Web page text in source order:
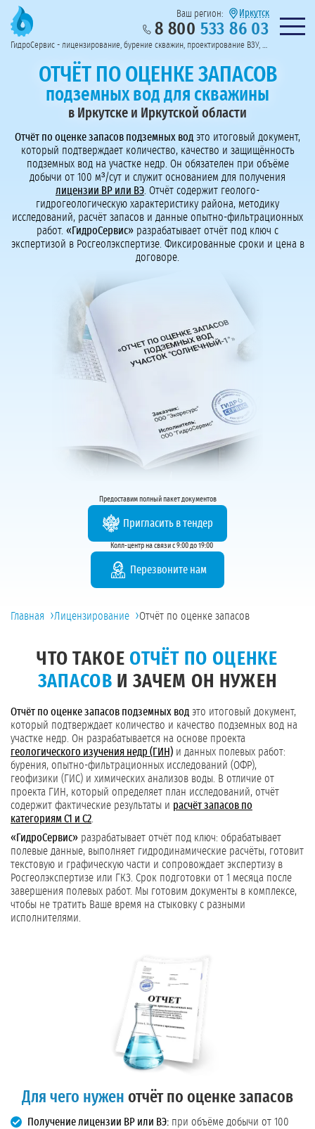
Предоставим полный пакет документов
Пригласить в тендер
Колл-центр на связи с 9:00 до 19:00
Перезвоните мне!
Ваш регион: Иркутск
8 800 533 86 03 Нужна
ГидроСервис - лицензирование, бурение скважин, проектирование ВЗУ, системы водоподготовки
ОТЧЁТ ПО ОЦЕНКЕ ЗАПАСОВ
подземных вод для скважины
в Иркутске и Иркутской области
Отчёт по оценке запасов подземных вод это итоговый документ,
который подтверждает количество, качество и защищённость
подземных вод на участке недр. Он обязателен при объёме
добычи от 100 м³/сут и служит основанием для получения
лицензии ВР или ВЭ . Отчёт содержит геолого-
гидрогеологическую характеристику района, методику
исследований, расчёт запасов и данные опытно-фильтрационных
работ. «ГидроСервис» разрабатывает отчёт под ключ с
экспертизой в Росгеолэкспертизе. Фиксированные сроки и цена в
договоре.
Предоставим полный пакет документов
Пригласить в тендер
Колл-центр на связи с 9:00 до 19:00
Перезвоните нам
Главная ›Лицензирование ›Отчёт по оценке запасов
ЧТО ТАКОЕ ОТЧЁТ ПО ОЦЕНКЕ
ЗАПАСОВ И ЗАЧЕМ ОН НУЖЕН
Отчёт по оценке запасов подземных вод это итоговый документ,
который подтверждает количество и качество подземных вод на
участке недр. Он разрабатывается на основе проекта
геологического изучения недр (ГИН) и данных полевых работ:
бурения, опытно-фильтрационных исследований (ОФР),
геофизики (ГИС) и химических анализов воды. В отличие от
проекта ГИН, который определяет план исследований, отчёт
содержит фактические результаты и расчёт запасов по
категориям С1 и С2
«ГидроСервис» разрабатывает отчёт под ключ: обрабатывает
полевые данные, выполняет гидродинамические расчёты, готовит
текстовую и графическую части и сопровождает экспертизу в
Росгеолэкспертизе или ГКЗ. Срок подготовки от 1 месяца после
завершения полевых работ. Мы готовим документы в комплексе,
чтобы не тратить Ваше время на стыковку с разными
исполнителями.
Для чего нужен отчёт по оценке запасов
Получение лицензии ВР или ВЭ: при объёме добычи от 100